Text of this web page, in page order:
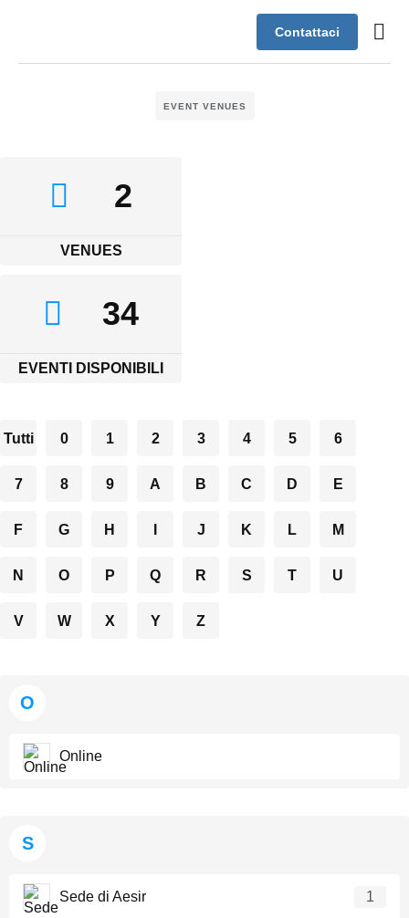
Contattaci
EVENT VENUES
2
VENUES
34
EVENTI DISPONIBILI
Tutti 0 1 2 3 4 5 6
7 8 9 A B C D E
F G H J K L M
N O P Q R S T U
V W X Y Z
O
Online
S
Sede di Aesir 1